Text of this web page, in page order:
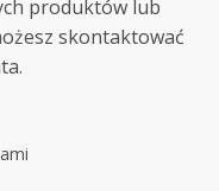
produktów lub
skontaktować